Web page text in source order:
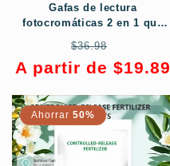
Gafas de lectura
fotocromáticas 2 en 1 que
Precio
habitual
$36.98
de
A partir de $19.89
Ahorrar 50%